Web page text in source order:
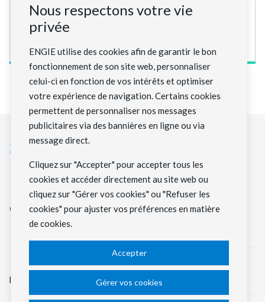
cadre de laquelle les deux parties développent
chacune deux éoliennes.
Nous construisons le système
énergétique bas carbone de demain.
Communiqués de
presse
Jobs
Nous respectons votre vie
privée
ENGIE utilise des cookies afin de garantir le bon
fonctionnement de son site web, personnaliser
celui-ci en fonction de vos intérêts et optimiser
votre expérience de navigation. Certains cookies
permettent de personnaliser nos messages
publicitaires via des bannières en ligne ou via
message direct.
Cliquez sur "Accepter" pour accepter tous les
cookies et accéder directement au site web ou
cliquez sur "Gérer vos cookies" ou "Refuser les
cookies" pour ajuster vos préférences en matière
de cookies.
Accepter
Gérer vos cookies